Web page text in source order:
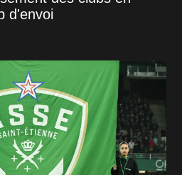
d'envoi